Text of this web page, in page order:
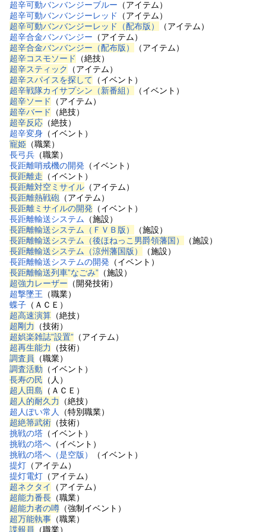
超辛可動バンバンジーブルー （アイテム）
超辛可動バンバンジーレッド
（アイテム）
超辛可動バンバンジーレッド（配布版）
（アイテム）
超辛合金バンバンジー （アイテム）
超辛合金バンバンジー（配布版）
（アイテム）
超辛コスモソード
（絶技）
超辛スティック
（アイテム）
超辛スパイスを探して （イベント）
超辛戦隊カイサプシン（新番組）
（イベント）
超辛ソード
（アイテム）
超辛バード
（絶技）
超辛反応 （絶技）
超辛変身 （イベント）
寵姫 （職業）
長弓兵 （職業）
長距離哨戒機の開発 （イベント）
長距離走 （イベント）
長距離対空ミサイル （アイテム）
長距離熱戦砲 （アイテム）
長距離ミサイルの開発 （イベント）
長距離輸送システム （施設）
長距離輸送システム（ＦＶＢ版）
（施設）
長距離輸送システム（後ほねっこ男爵領藩国）
（施設）
長距離輸送システム（涼州藩国版）
（施設）
長距離輸送システムの開発 （イベント）
長距離輸送列車”なごみ” （施設）
超強力レーザー （開発技術）
超撃墜王 （職業）
蝶子 （ＡＣＥ）
超高速演算 （絶技）
超剛力
（技術）
超娯楽雑誌”設置” （アイテム）
超再生能力
（技術）
調査員
（職業）
調査活動 （イベント）
長寿の民 （人）
超人田島 （ＡＣＥ）
超人的耐久力
（絶技）
超人ぽい常人
（特別職業）
超絶箒武術 （技術）
挑戦の塔 （イベント）
挑戦の塔へ （イベント）
挑戦の塔へ（是空版）
（イベント）
提灯 （アイテム）
提灯電灯 （アイテム）
超ネクタイ
（アイテム）
超能力番長 （職業）
超能力者の噂 （強制イベント）
超万能執事 （職業）
諜報員
（職業）